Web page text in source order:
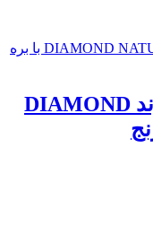
غذای خشک سگ بالغ برند DIAMOND